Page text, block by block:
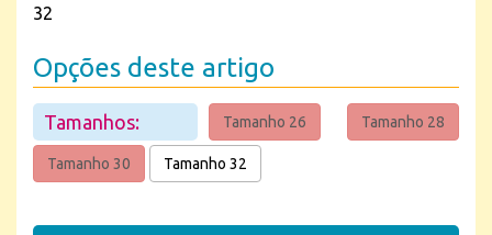
32
Opções deste artigo
Tamanhos: Tamanho 26 Tamanho 28
Tamanho 30 Tamanho 32